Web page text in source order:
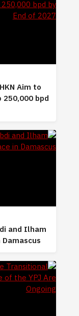
Aim to
bpd
and Ilham